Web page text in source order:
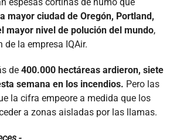
espesas cortinas de humo que
mayor ciudad de Oregón, Portland,
mayor nivel de polución del mundo,
la empresa IQAir.
de 400.000 hectáreas ardieron, siete
semana en los incendios. Pero las
la cifra empeore a medida que los
a zonas aisladas por las llamas.